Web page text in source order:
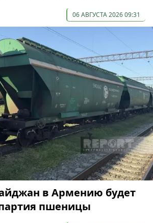
06 АВГУСТА 2026 09:31
в Армению будет
пшеницы